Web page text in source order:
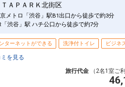
ＴＡＰＡＲＫ北街区
メトロ「渋谷」駅B1出口から徒歩で約3分
「渋谷」駅 ハチ公口から徒歩で約7分
ターネットができる 洗浄付トイレ ビジネ
を見る
旅行代金 （2名1室ご